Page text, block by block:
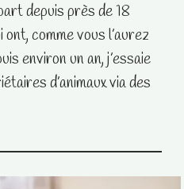
depuis près de 18
comme vous l’aurez
environ un an, j’essaie
d’animaux via des